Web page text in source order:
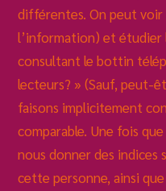
différentes. On peut
l’information) et étudier
consultant le bottin
lecteurs? » (Sauf, peut-
faisons implicitement
comparable. Une fois
nous donner des
cette personne, ainsi